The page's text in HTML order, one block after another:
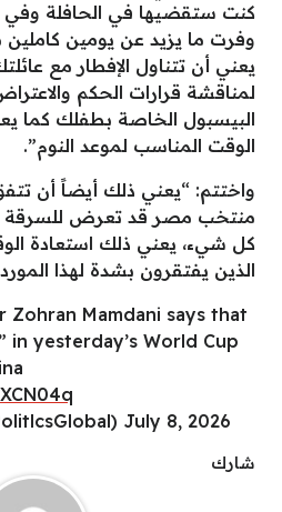
كنت ستقضيها في الحافلة وفي
وفرت ما يزيد عن يومين
يعني أن تتناول الإفطار مع
لمناقشة قرارات الحكم والاعتراض
البيسبول الخاصة بطفلك كما
الوقت المناسب لموعد النوم”.
واختتم: “يعني ذلك أيضاً أن
منتخب مصر قد تعرض للسرقة
كل شيء، يعني ذلك استعادة
الذين يفتقرون بشدة لهذا
Zohran Mamdani says that
in yesterday’s World Cup
July 8, 2026
شارك